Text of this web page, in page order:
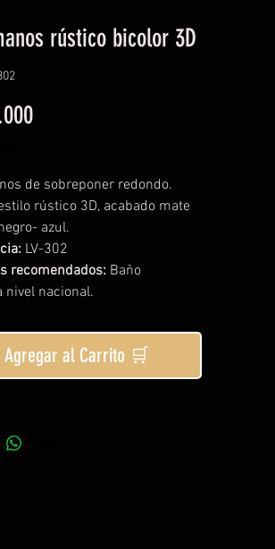
rústico bicolor 3D
Precio
de sobreponer redondo.
rústico 3D, acabado mate
azul.
LV-302
recomendados: Baño
nivel nacional.
Agregar al Carrito 🛒